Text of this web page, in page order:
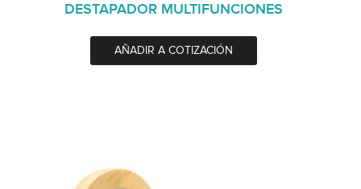
DESTAPADOR MULTIFUNCIONES
AÑADIR A COTIZACIÓN